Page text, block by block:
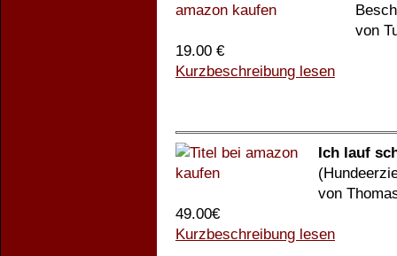
von
19.00 €
Kurzbeschreibung lesen
Ich lauf
von
49.00€
Kurzbeschreibung lesen